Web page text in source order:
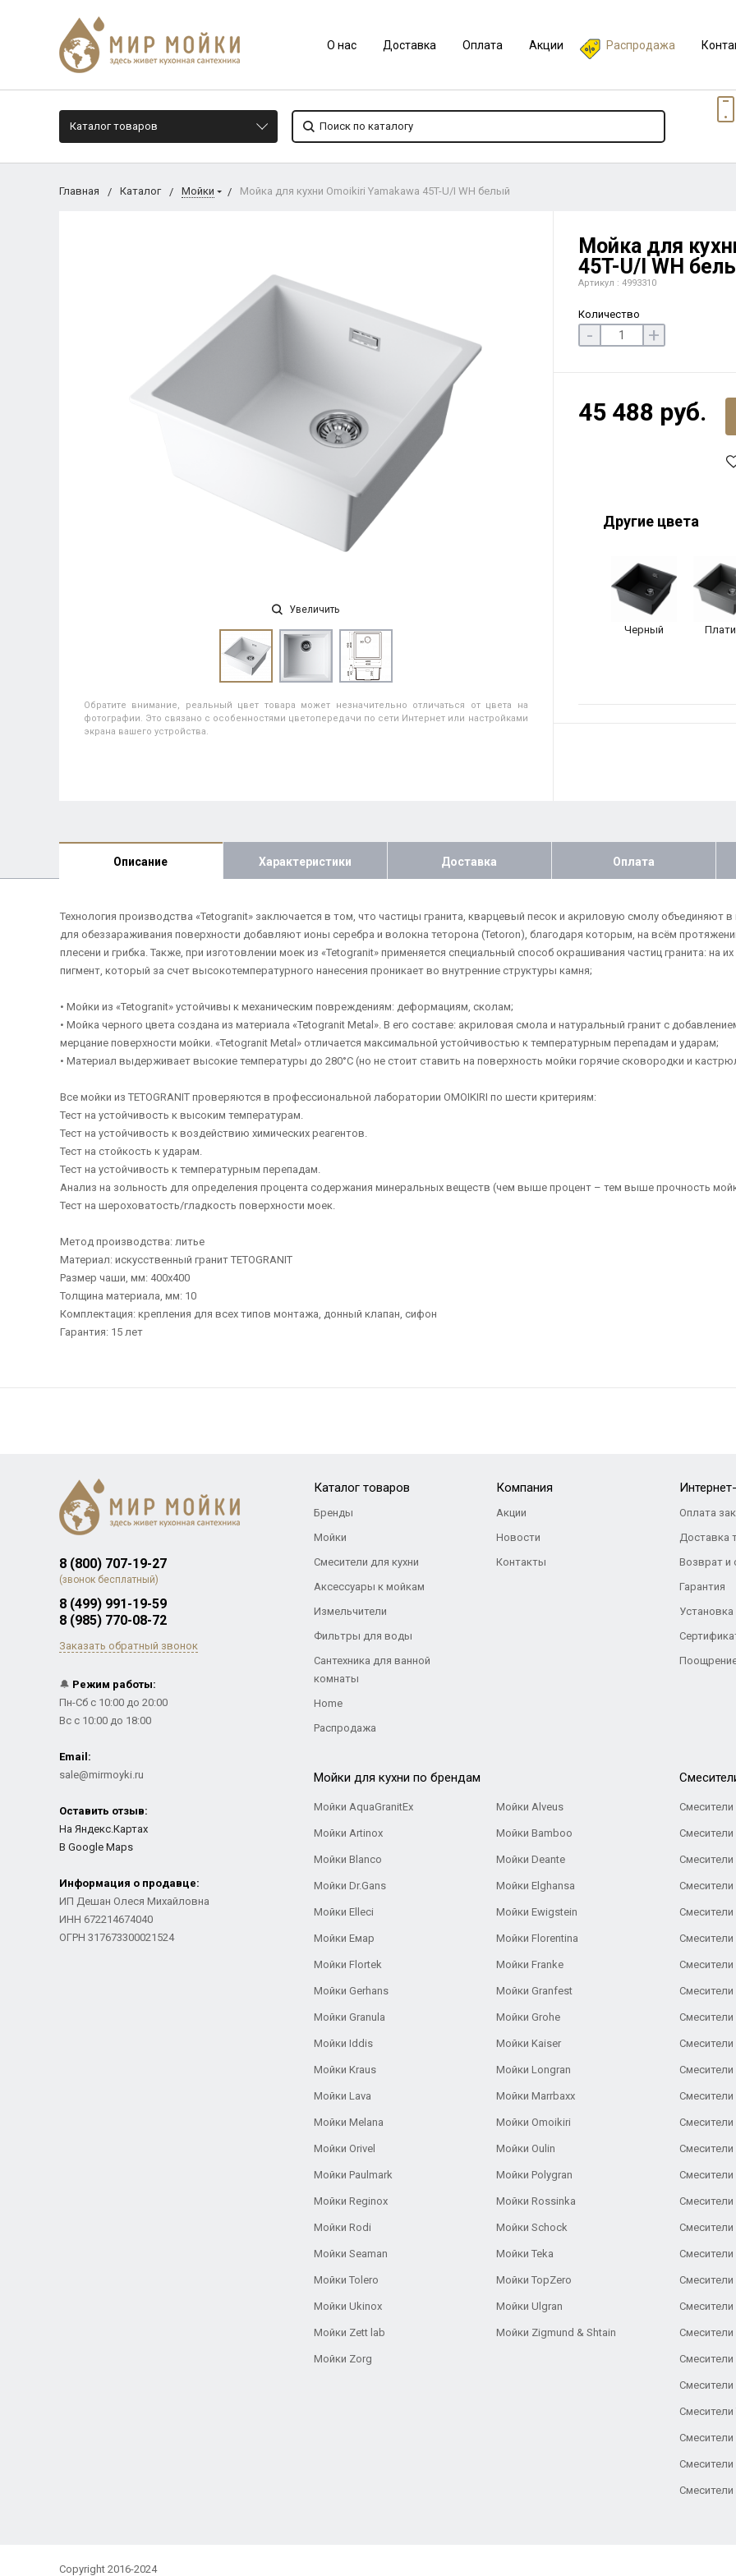
О нас Доставка Оплата Акции Распродажа
Каталог товаров
Главная Каталог Мойки Мойка для кухни Omoikiri Yamakawa 45T-U/I WH белый
Увеличить
Обратите внимание, реальный цвет товара может незначительно отличаться от цвета на
фотографии. Это связано с особенностями цветопередачи по сети Интернет или настройками
экрана вашего устройства.
Мойка для
45T-U/I WH
Артикул : 4993310
Количество
- +
45 488 руб.
Другие цвета
Черный
Описание Характеристики Доставка Оплата
Технология производства «Tetogranit» заключается в том, что частицы гранита, кварцевый песок и акриловую смолу
для обеззараживания поверхности добавляют ионы серебра и волокна теторона (Tetoron), благодаря которым, на всём
плесени и грибка. Также, при изготовлении моек из «Tetogranit» применяется специальный способ окрашивания частиц гранита: на
пигмент, который за счет высокотемпературного нанесения проникает во внутренние структуры камня;
• Мойки из «Tetogranit» устойчивы к механическим повреждениям: деформациям, сколам;
• Мойка черного цвета создана из материала «Tetogranit Metal». В его составе: акриловая смола и натуральный гранит с
мерцание поверхности мойки. «Tetogranit Metal» отличается максимальной устойчивостью к температурным перепадам и ударам;
• Материал выдерживает высокие температуры до 280°С (но не стоит ставить на поверхность мойки горячие сковородки и
Все мойки из TETOGRANIT проверяются в профессиональной лаборатории OMOIKIRI по шести критериям:
Тест на устойчивость к высоким температурам.
Тест на устойчивость к воздействию химических реагентов.
Тест на стойкость к ударам.
Тест на устойчивость к температурным перепадам.
Анализ на зольность для определения процента содержания минеральных веществ (чем выше процент – тем выше прочность
Тест на шероховатость/гладкость поверхности моек.
Метод производства: литье
Материал: искусственный гранит TETOGRANIT
Размер чаши, мм: 400x400
Толщина материала, мм: 10
Комплектация: крепления для всех типов монтажа, донный клапан, сифон
Гарантия: 15 лет
8 (800) 707-19-27
(звонок бесплатный)
8 (499) 991-19-59
8 (985) 770-08-72
Заказать обратный звонок
🔔 Режим работы:
Пн-Сб с 10:00 до 20:00
Вс с 10:00 до 18:00
Email:
sale@mirmoyki.ru
Оставить отзыв:
На Яндекс.Картах
В Google Maps
Информация о продавце:
ИП Дешан Олеся Михайловна
ИНН 672214674040
ОГРН 317673300021524
Каталог товаров
Бренды
Мойки
Смесители для кухни
Аксессуары к мойкам
Измельчители
Фильтры для воды
Сантехника для ванной
комнаты
Home
Распродажа
Компания
Акции
Новости
Контакты
Оплата
Доставка
Возврат и
Гарантия
Установка
Мойки для кухни по брендам
Мойки AquaGranitEx Мойки Alveus
Мойки Artinox Мойки Bamboo
Мойки Blanco Мойки Deante
Мойки Dr.Gans Мойки Elghansa
Мойки Elleci Мойки Ewigstein
Мойки Емар Мойки Florentina
Мойки Flortek Мойки Franke
Мойки Gerhans Мойки Granfest
Мойки Granula Мойки Grohe
Мойки Iddis Мойки Kaiser
Мойки Kraus Мойки Longran
Мойки Lava Мойки Marrbaxx
Мойки Melana Мойки Omoikiri
Мойки Orivel Мойки Oulin
Мойки Paulmark Мойки Polygran
Мойки Reginox Мойки Rossinka
Мойки Rodi Мойки Schock
Мойки Seaman Мойки Teka
Мойки Tolero Мойки TopZero
Мойки Ukinox Мойки Ulgran
Мойки Zett lab Мойки Zigmund & Shtain
Мойки Zorg
Смесители
Смесители
Смесители
Смесители
Смесители
Смесители
Смесители
Смесители
Смесители
Смесители
Смесители
Смесители
Смесители
Смесители
Смесители
Смесители
Смесители
Смесители
Смесители
Смесители
Смесители
Смесители
Смесители
Смесители
Copyright 2016-2024